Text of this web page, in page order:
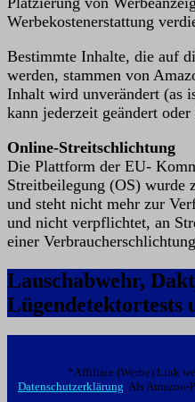
Werbekostenerstattung
Bestimmte Inhalte, die auf
werden, stammen von
Inhalt wird unverändert (as
kann jederzeit geändert
Online-Streitschlichtung
Die Plattform der EU-
Streitbeilegung (OS) wurde
und steht nicht mehr zur
und nicht verpflichtet, an
einer
Lauschabwehr,
Lügendetektortests
*Affiliate (Werbe) Link
Datenschutzerklärung . Als